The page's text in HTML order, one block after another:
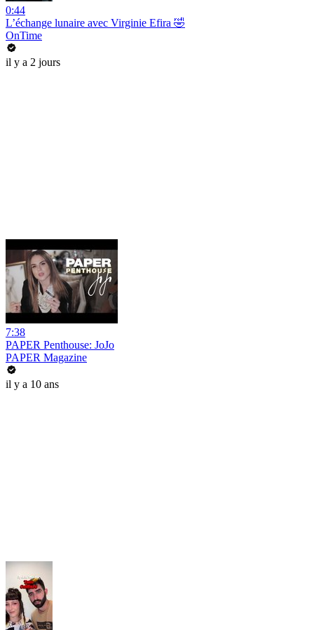
0:44
L’échange lunaire avec Virginie Efira 🤣
OnTime
il y a 2 jours
7:38
PAPER Penthouse: JoJo
PAPER Magazine
il y a 10 ans